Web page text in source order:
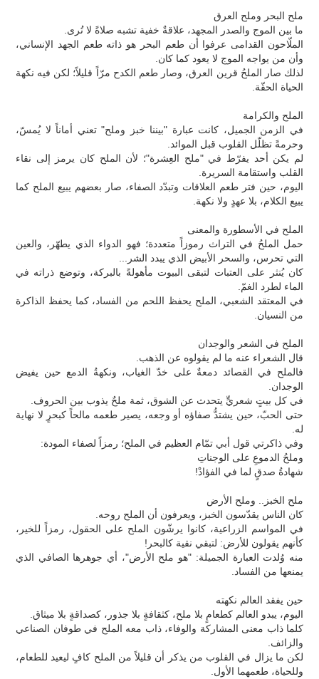
ملح البحر وملح العرق
ما بين الموج والصدر المجهد، علاقةٌ خفية تشبه صلاةً لا تُرى.
الملّاحون القدامى عرفوا أن طعم البحر هو ذاته طعم الجهد الإنساني،
وأن من يواجه الموج لا يعود كما كان.
لذلك صار الملحُ قرين العرق، وصار طعم الكدح مرّاً قليلاً؛ لكن فيه نكهة
الحياة الحقّة.
الملح والكرامة
في الزمن الجميل، كانت عبارة "بيننا خبز وملح" تعني أماناً لا يُمسّ،
وحرمةً تظلّل القلوب قبل الموائد.
لم يكن أحد يفرّط في "ملح العِشرة"؛ لأن الملح كان يرمز إلى نقاء
القلب واستقامة السريرة.
اليوم، حين فتر طعم العلاقات وتبدّد الصفاء، صار بعضهم يبيع الملح كما
يبيع الكلام، بلا عهدٍ ولا نكهة.
الملح في الأسطورة والمعنى
حمل الملحُ في التراث رموزاً متعددة؛ فهو الدواء الذي يطهّر، والعين
التي تحرس، والسحر الأبيض الذي يبدد الشر...
كان يُنثر على العتبات لتبقى البيوت مأهولةً بالبركة، وتوضع ذراته في
الماء لطرد الغمّ.
في المعتقد الشعبي، الملح يحفظ اللحم من الفساد، كما يحفظ الذاكرة
من النسيان.
الملح في الشعر والوجدان
قال الشعراء عنه ما لم يقولوه عن الذهب.
فالملح في القصائد دمعةٌ على خدّ الغياب، ونكهةُ الدمع حين يفيض
الوجدان.
في كل بيتٍ شعريٍّ يتحدث عن الشوق، ثمة ملحٌ يذوب بين الحروف.
حتى الحبّ، حين يشتدُّ صفاؤه أو وجعه، يصير طعمه مالحاً كبحرٍ لا نهاية
له.
وفي ذاكرتي قول أبي تمّام العظيم في الملح؛ رمزاً لصفاء المودة:
وملحُ الدموعِ على الوجناتِ
شهادةُ صدقٍ لما في الفؤادْ!
ملح الخبز.. وملح الأرض
كان الناس يقدّسون الخبز، ويعرفون أن الملح روحه.
في المواسم الزراعية، كانوا يرشّون الملح على الحقول، رمزاً للخير،
كأنهم يقولون للأرض: لتبقي نقية كالبحر!
منه وُلدت العبارة الجميلة: "هو ملح الأرض"، أي جوهرها الصافي الذي
يمنعها من الفساد.
حين يفقد العالم نكهته
اليوم، يبدو العالم كطعامٍ بلا ملح، كثقافةٍ بلا جذور، كصداقةٍ بلا ميثاق.
كلما ذاب معنى المشاركة والوفاء، ذاب معه الملح في طوفان الصناعي
والزائف.
لكن ما يزال في القلوب من يذكر أن قليلاً من الملح كافٍ ليعيد للطعام،
وللحياة، طعمهما الأول.